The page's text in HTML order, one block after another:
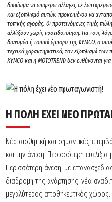
δικαίωμα να επιφέρει αλλαγές σε
και εξοπλισμό αυτών, προκειμένου να
τοπικής αγοράς. Οι προτεινόμενες τιμές
αλλάξουν χωρίς προειδοποίηση. Για τους
διανομέα ή τοπικό έμπορο της ΚΥΜCO, ο
τεχνικά χαρακτηριστικά, τον εξοπλισμό των
KYMCO και η MOTOTREND δεν ευθύνονται
Η ΠΟΛΗ ΕΧΕΙ ΝΕΟ
Νέα αισθητική και σημαντικές
και την άνεση. Περισσότερη
Περισσότερη άνεση, με
διαδρομή της ανάρτησης, νέα
μεγαλύτερος αποθηκευτικός